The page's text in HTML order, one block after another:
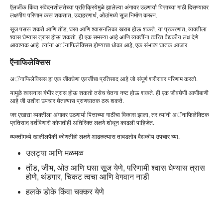
ऍलर्जीक किंवा संवेदनशीलतेच्या प्रतिक्रियेमुळे झालेल्या अंगावर उठणार्या पित्ताच्या गाठी दिसण्यावर
लक्षणीय परिणाम करू शकतात, उदाहरणार्थ, ओठांमध्ये सूज निर्माण करून.
सूज पसरू शकते आणि तोंड, घसा आणि श्वासनलिका खराब होऊ शकते. या प्रकरणात, व्यक्तीला
श्वास घेण्यास त्रास होऊ शकतो. ही एक समस्या आहे आणि व्यक्तींना त्वरित वैद्यकीय लक्ष देणे
आवश्यक आहे. त्यांना अॅनाफिलेक्सिस होण्याचा धोका आहे, एक संभाव्य घातक आजार.
ऍनाफिलेक्सिस
अॅनाफिलेक्सिस हा एक जीवघेणा एलर्जीचा प्रतिसाद आहे जो संपूर्ण शरीरावर परिणाम करतो.
यामुळे श्वसनास गंभीर त्रास होऊ शकतो तसेच चेतना नष्ट होऊ शकते. ही एक जीवघेणी आणीबाणी
आहे जी उशीरा उपचार घेतल्यास प्राणघातक ठरू शकते.
जर एखाद्या व्यक्तीला अंगावर उठणार्या पित्ताच्या गाठींचा विकास झाला, तर त्यांनी अॅनाफिलेक्टिक
प्रतिसाद दर्शविणारी कोणतीही अतिरिक्त लक्षणे शोधून काढली पाहिजेत.
व्यक्तीमध्ये खालीलपैकी कोणतीही लक्षणे आढळल्यास ताबडतोब वैद्यकीय उपचार घ्या.
उलट्या आणि मळमळ
तोंड, जीभ, ओठ आणि घसा सूज येणे, परिणामी श्वास घेण्यास त्रास
होणे, थंडगार, चिकट त्वचा आणि वेगवान नाडी
हलके डोके किंवा चक्कर येणे